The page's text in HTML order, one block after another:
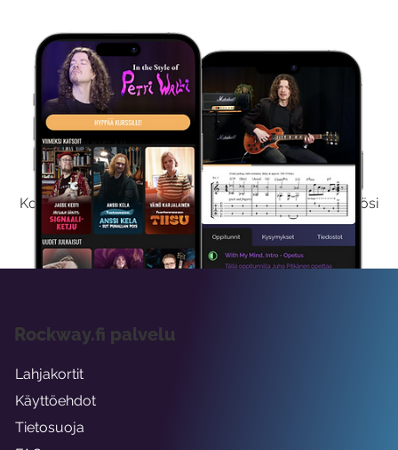
Kokeile Ilmaiseksi
Kokeilemalla ilmaiseksi saat koko sisältömme käyttöösi
viikon ajaksi.
Rockway.fi palvelu
Lahjakortit
Käyttöehdot
Tietosuoja